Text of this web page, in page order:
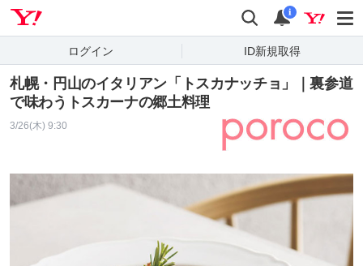
検索 通知
i
ログイン ID新規取得
札幌・円山のイタリアン「トスカナッチョ」｜裏参道
で味わうトスカーナの郷土料理
3/26(木) 9:30